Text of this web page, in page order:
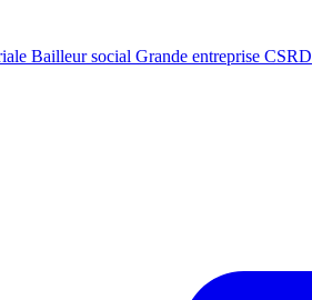
Bailleur social Grande entreprise CSRD